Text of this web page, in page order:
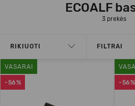
ECOALF
3 prekės
RIKIUOTI FILTRAI
-56%
VASARAI
-56%